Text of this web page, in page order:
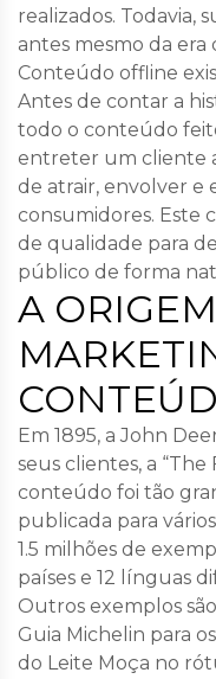
realizados. Todavia,
antes mesmo da era
Conteúdo offline
Antes de contar a
todo o conteúdo
entreter um cliente
de atrair, envolver e
consumidores. Este
de qualidade para
público de forma
A
Em 1895, a John
seus clientes, a “The
conteúdo foi tão
publicada para
1.5 milhões de
países e 12 línguas
Outros exemplos
Guia Michelin para
do Leite Moça no